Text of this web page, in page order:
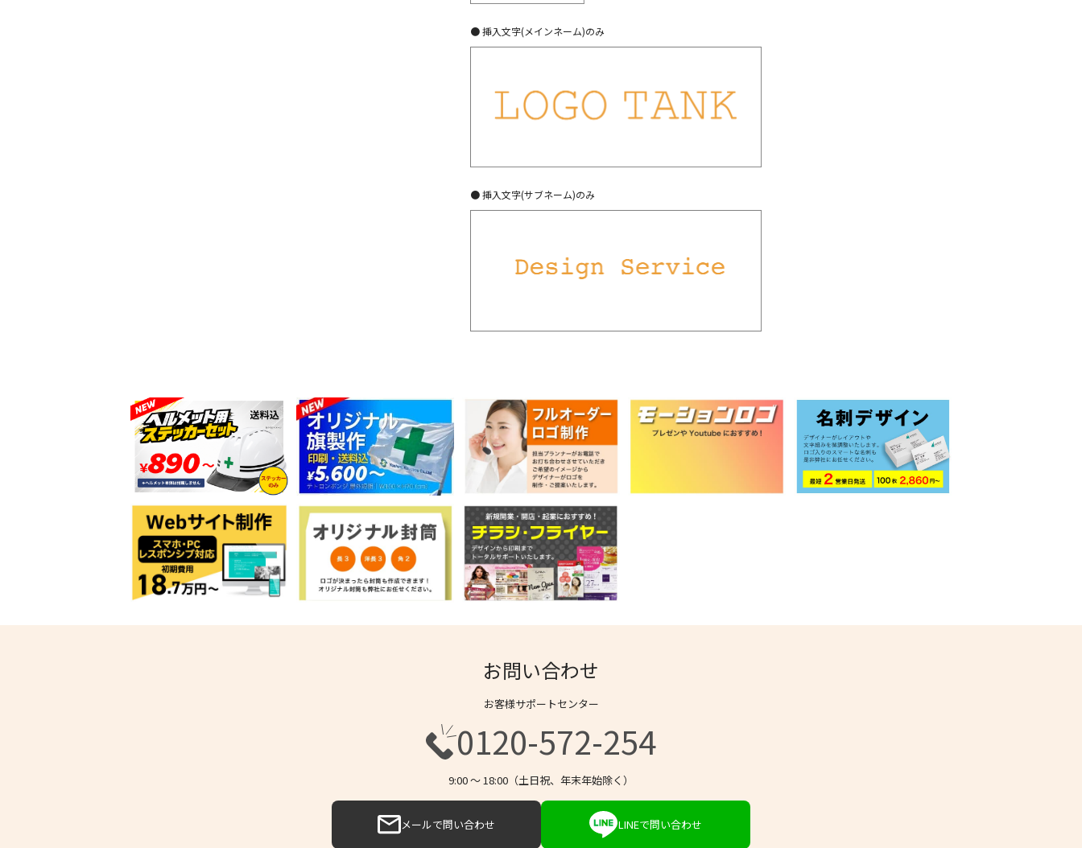
● 挿入文字(メインネーム)のみ
● 挿入文字(サブネーム)のみ
お問い合わせ
お客様サポートセンター
0120-572-254
9:00 〜 18:00（土日祝、年末年始除く）
メールで問い合わせ LINEで問い合わせ